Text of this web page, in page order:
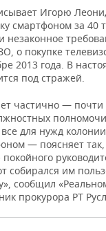
Игорю
смартфоном за 40
незаконное
о покупке
2013 года. В
под стражей.
частично —
для нужд
— поясняет
собирался им
сообщил
прокурора РТ